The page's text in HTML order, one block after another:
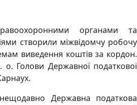
органами та
створили міжвідомчу робочу
виведення коштів за кордон.
Голови Державної податкової
Державна податкова